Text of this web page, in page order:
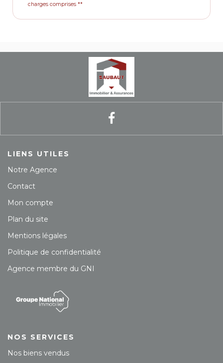
charges comprises **
LIENS UTILES
Notre Agence
Contact
Mon compte
Plan du site
Mentions légales
Politique de confidentialité
Agence membre du GNI
NOS SERVICES
Nos biens vendus